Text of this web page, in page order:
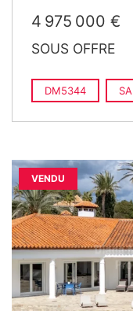
4 975 000 €
SOUS OFFRE
DM5344
VENDU